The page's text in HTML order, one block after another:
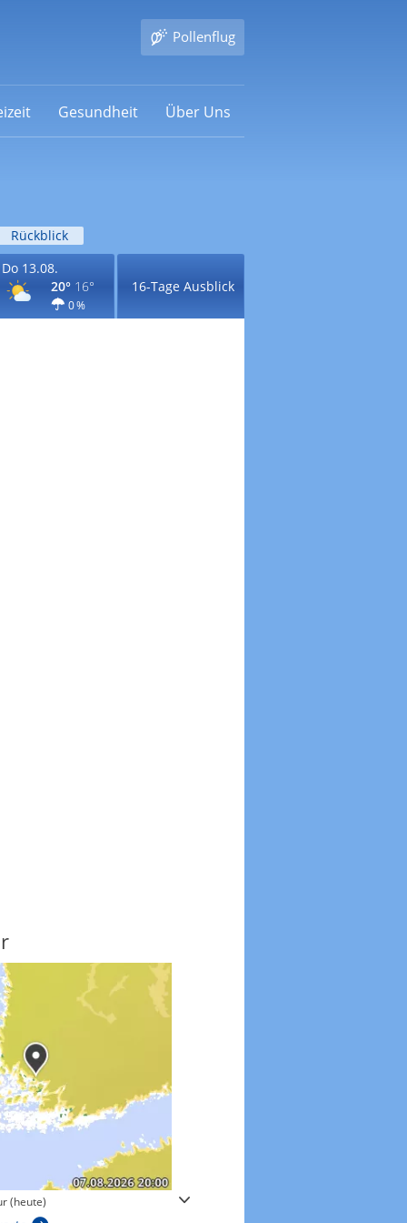
Pollenflug
Gesundheit Über Uns
Rückblick
Do 13.08.
20° 16°
0 %
16-Tage Ausblick
(heute) Windgeschwindigkeiten in 3h